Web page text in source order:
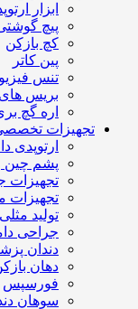
ابزار
پیچ
کچ بازکن
پین کاتر
تنس
بریس
اره گچ
تجهیزات
ارتوپدی
پشم چین
تجهیزات
تجهیزات
تولید
جراحی
دندان
دهان
فورسپس
سوهان